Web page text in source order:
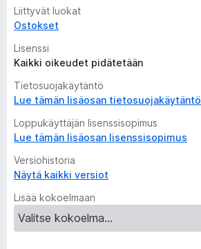
Liittyvät luokat
Ostokset
Lisenssi
Kaikki oikeudet pidätetään
Tietosuojakäytäntö
Lue tämän lisäosan tietosuojakäytäntö
Loppukäyttäjän lisenssisopimus
Lue tämän lisäosan lisenssisopimus
Versiohistoria
Näytä kaikki versiot
Lisää kokoelmaan